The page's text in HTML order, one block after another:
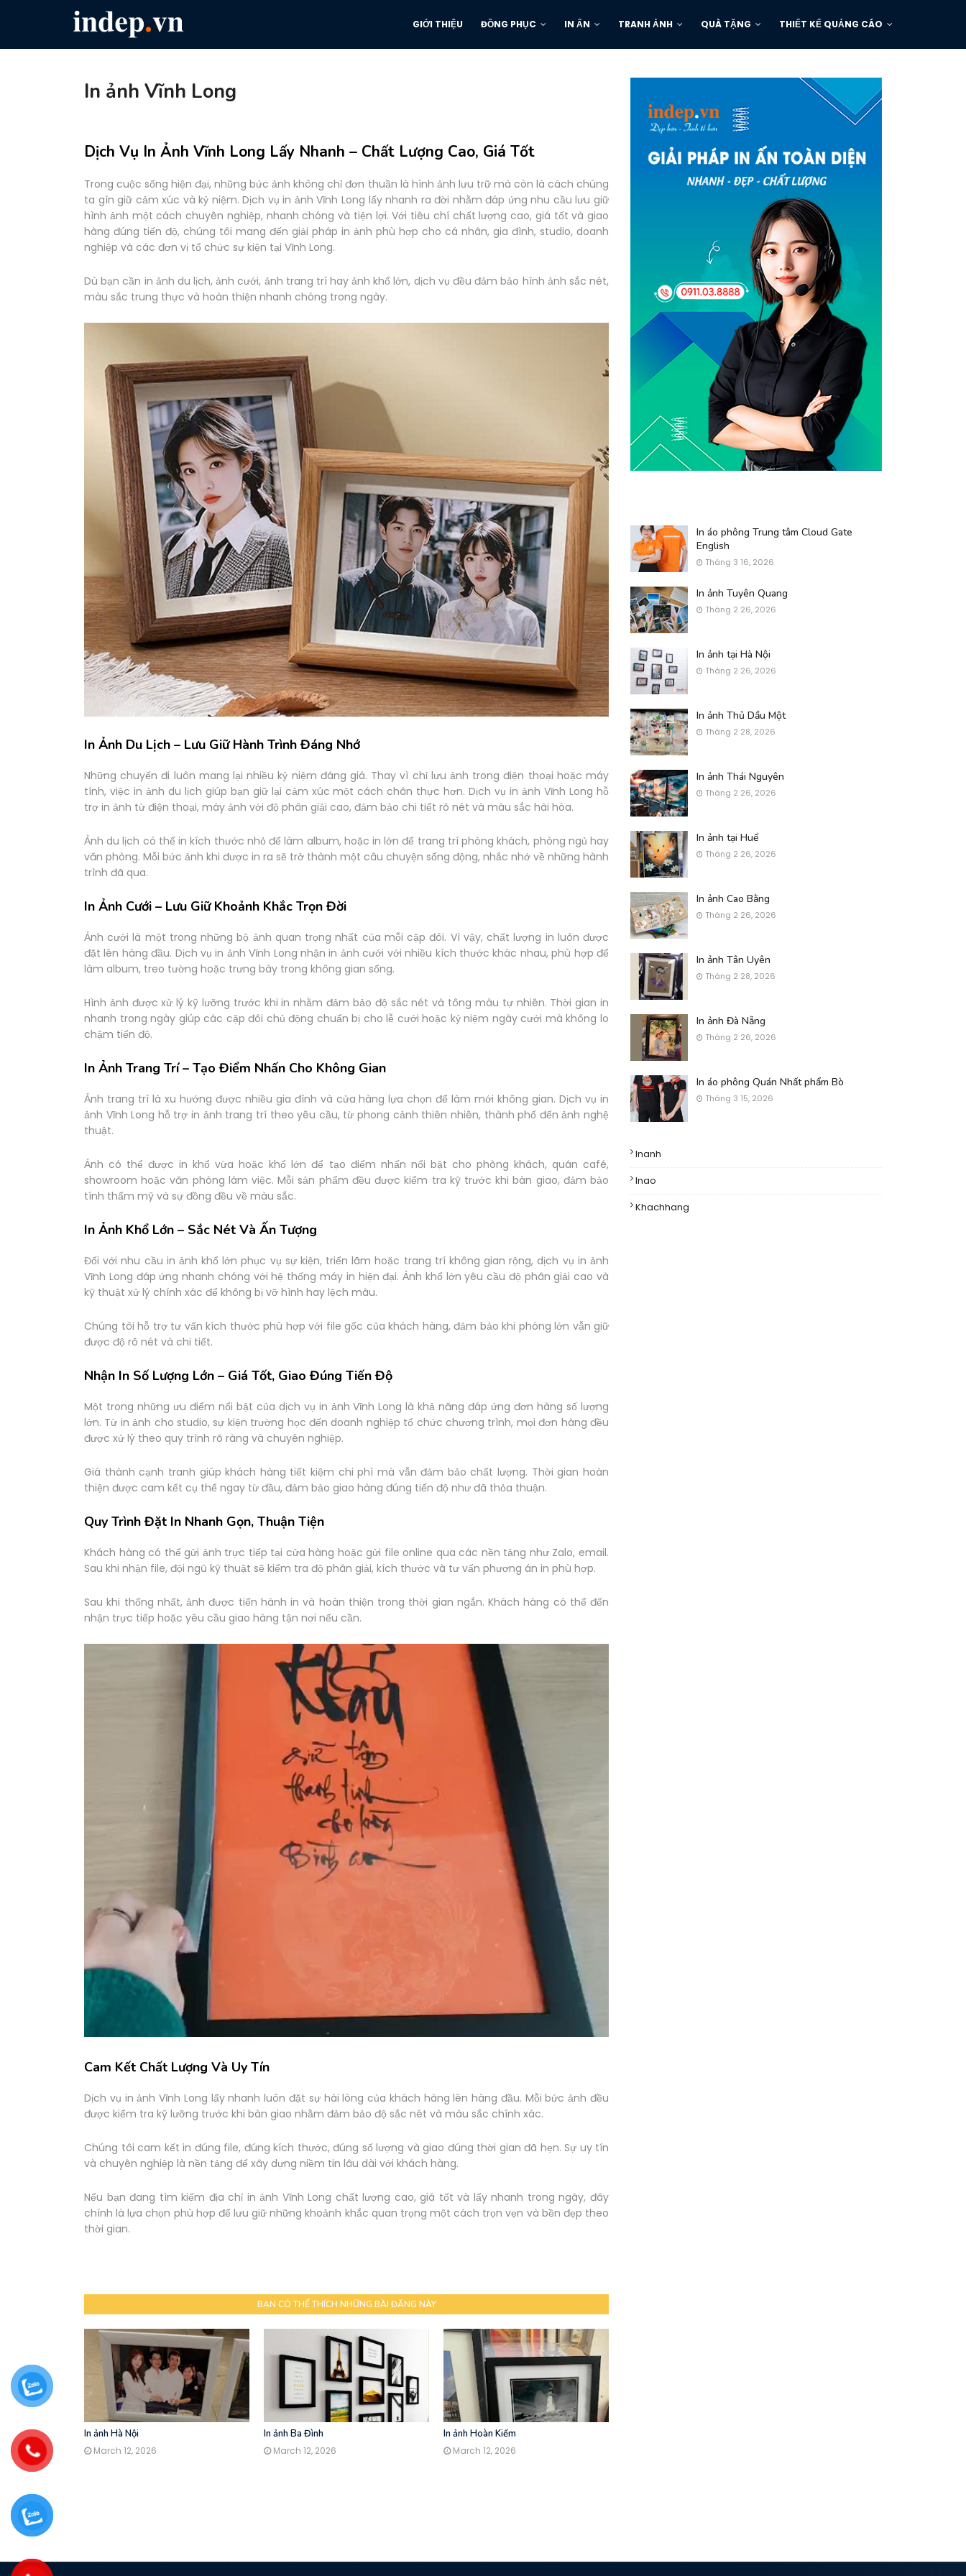
GIỚI THIỆU ĐỒNG PHỤC IN ẤN TRANH ẢNH QUÀ TẶNG THIẾT KẾ QUẢNG CÁO
In ảnh Vĩnh Long
Dịch Vụ In Ảnh Vĩnh Long Lấy Nhanh – Chất Lượng Cao, Giá Tốt
Trong cuộc sống hiện đại, những bức ảnh không chỉ đơn thuần là hình ảnh lưu trữ mà còn là cách chúng
ta gìn giữ cảm xúc và kỷ niệm. Dịch vụ in ảnh Vĩnh Long lấy nhanh ra đời nhằm đáp ứng nhu cầu lưu giữ
hình ảnh một cách chuyên nghiệp, nhanh chóng và tiện lợi. Với tiêu chí chất lượng cao, giá tốt và giao
hàng đúng tiến độ, chúng tôi mang đến giải pháp in ảnh phù hợp cho cá nhân, gia đình, studio, doanh
nghiệp và các đơn vị tổ chức sự kiện tại Vĩnh Long.
Dù bạn cần in ảnh du lịch, ảnh cưới, ảnh trang trí hay ảnh khổ lớn, dịch vụ đều đảm bảo hình ảnh sắc nét,
màu sắc trung thực và hoàn thiện nhanh chóng trong ngày.
In Ảnh Du Lịch – Lưu Giữ Hành Trình Đáng Nhớ
Những chuyến đi luôn mang lại nhiều kỷ niệm đáng giá. Thay vì chỉ lưu ảnh trong điện thoại hoặc máy
tính, việc in ảnh du lịch giúp bạn giữ lại cảm xúc một cách chân thực hơn. Dịch vụ in ảnh Vĩnh Long hỗ
trợ in ảnh từ điện thoại, máy ảnh với độ phân giải cao, đảm bảo chi tiết rõ nét và màu sắc hài hòa.
Ảnh du lịch có thể in kích thước nhỏ để làm album, hoặc in lớn để trang trí phòng khách, phòng ngủ hay
văn phòng. Mỗi bức ảnh khi được in ra sẽ trở thành một câu chuyện sống động, nhắc nhớ về những hành
trình đã qua.
In Ảnh Cưới – Lưu Giữ Khoảnh Khắc Trọn Đời
Ảnh cưới là một trong những bộ ảnh quan trọng nhất của mỗi cặp đôi. Vì vậy, chất lượng in luôn được
đặt lên hàng đầu. Dịch vụ in ảnh Vĩnh Long nhận in ảnh cưới với nhiều kích thước khác nhau, phù hợp để
làm album, treo tường hoặc trưng bày trong không gian sống.
Hình ảnh được xử lý kỹ lưỡng trước khi in nhằm đảm bảo độ sắc nét và tông màu tự nhiên. Thời gian in
nhanh trong ngày giúp các cặp đôi chủ động chuẩn bị cho lễ cưới hoặc kỷ niệm ngày cưới mà không lo
chậm tiến độ.
In Ảnh Trang Trí – Tạo Điểm Nhấn Cho Không Gian
Ảnh trang trí là xu hướng được nhiều gia đình và cửa hàng lựa chọn để làm mới không gian. Dịch vụ in
ảnh Vĩnh Long hỗ trợ in ảnh trang trí theo yêu cầu, từ phong cảnh thiên nhiên, thành phố đến ảnh nghệ
thuật.
Ảnh có thể được in khổ vừa hoặc khổ lớn để tạo điểm nhấn nổi bật cho phòng khách, quán café,
showroom hoặc văn phòng làm việc. Mỗi sản phẩm đều được kiểm tra kỹ trước khi bàn giao, đảm bảo
tính thẩm mỹ và sự đồng đều về màu sắc.
In Ảnh Khổ Lớn – Sắc Nét Và Ấn Tượng
Đối với nhu cầu in ảnh khổ lớn phục vụ sự kiện, triển lãm hoặc trang trí không gian rộng, dịch vụ in ảnh
Vĩnh Long đáp ứng nhanh chóng với hệ thống máy in hiện đại. Ảnh khổ lớn yêu cầu độ phân giải cao và
kỹ thuật xử lý chính xác để không bị vỡ hình hay lệch màu.
Chúng tôi hỗ trợ tư vấn kích thước phù hợp với file gốc của khách hàng, đảm bảo khi phóng lớn vẫn giữ
được độ rõ nét và chi tiết.
Nhận In Số Lượng Lớn – Giá Tốt, Giao Đúng Tiến Độ
Một trong những ưu điểm nổi bật của dịch vụ in ảnh Vĩnh Long là khả năng đáp ứng đơn hàng số lượng
lớn. Từ in ảnh cho studio, sự kiện trường học đến doanh nghiệp tổ chức chương trình, mọi đơn hàng đều
được xử lý theo quy trình rõ ràng và chuyên nghiệp.
Giá thành cạnh tranh giúp khách hàng tiết kiệm chi phí mà vẫn đảm bảo chất lượng. Thời gian hoàn
thiện được cam kết cụ thể ngay từ đầu, đảm bảo giao hàng đúng tiến độ như đã thỏa thuận.
Quy Trình Đặt In Nhanh Gọn, Thuận Tiện
Khách hàng có thể gửi ảnh trực tiếp tại cửa hàng hoặc gửi file online qua các nền tảng như Zalo, email.
Sau khi nhận file, đội ngũ kỹ thuật sẽ kiểm tra độ phân giải, kích thước và tư vấn phương án in phù hợp.
Sau khi thống nhất, ảnh được tiến hành in và hoàn thiện trong thời gian ngắn. Khách hàng có thể đến
nhận trực tiếp hoặc yêu cầu giao hàng tận nơi nếu cần.
Cam Kết Chất Lượng Và Uy Tín
Dịch vụ in ảnh Vĩnh Long lấy nhanh luôn đặt sự hài lòng của khách hàng lên hàng đầu. Mỗi bức ảnh đều
được kiểm tra kỹ lưỡng trước khi bàn giao nhằm đảm bảo độ sắc nét và màu sắc chính xác.
Chúng tôi cam kết in đúng file, đúng kích thước, đúng số lượng và giao đúng thời gian đã hẹn. Sự uy tín
và chuyên nghiệp là nền tảng để xây dựng niềm tin lâu dài với khách hàng.
Nếu bạn đang tìm kiếm địa chỉ in ảnh Vĩnh Long chất lượng cao, giá tốt và lấy nhanh trong ngày, đây
chính là lựa chọn phù hợp để lưu giữ những khoảnh khắc quan trọng một cách trọn vẹn và bền đẹp theo
thời gian.
BẠN CÓ THỂ THÍCH NHỮNG BÀI ĐĂNG NÀY
In ảnh Hà Nội
March 12, 2026
In ảnh Ba Đình
March 12, 2026
In ảnh Hoàn Kiếm
March 12, 2026
In áo phông Trung tâm Cloud Gate
English
Tháng 3 16, 2026
In ảnh Tuyên Quang
Tháng 2 26, 2026
In ảnh tại Hà Nội
Tháng 2 26, 2026
In ảnh Thủ Dầu Một
Tháng 2 28, 2026
In ảnh Thái Nguyên
Tháng 2 26, 2026
In ảnh tại Huế
Tháng 2 26, 2026
In ảnh Cao Bằng
Tháng 2 26, 2026
In ảnh Tân Uyên
Tháng 2 28, 2026
In ảnh Đà Nẵng
Tháng 2 26, 2026
In áo phông Quán Nhất phẩm Bò
Tháng 3 15, 2026
Inanh
Inao
Khachhang